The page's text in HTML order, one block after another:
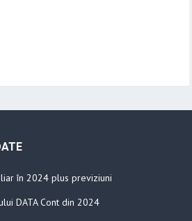
în 2024 plus previziuni
DATA Cont din 2024